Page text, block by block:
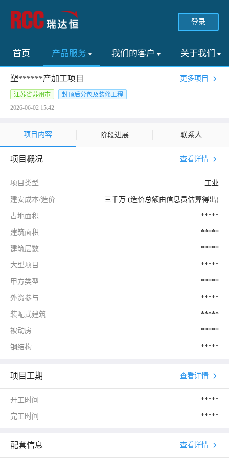
登录
首页 产品服务 我们的客户 关于我们
塑******产加工项目 更多项目
江苏省苏州市
封顶后分包及装修工程
2026-06-02 15:42
项目内容 阶段进展 联系人
项目概况 查看详情
项目类型 工业
建安成本/造价 三千万 (造价总额由信息员估算得出)
占地面积 *****
建筑面积 *****
建筑层数 *****
大型项目 *****
甲方类型 *****
外资参与 *****
装配式建筑 *****
被动房 *****
钢结构 *****
项目工期 查看详情
开工时间 *****
完工时间 *****
配套信息 查看详情